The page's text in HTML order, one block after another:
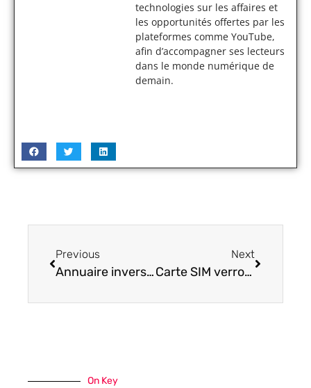
technologies sur les affaires et
les opportunités offertes par les
plateformes comme YouTube,
afin d’accompagner ses lecteurs
dans le monde numérique de
demain.
Previous
Annuaire inversé : les étapes pour identifier un numéro inconnu facilement
Next
Carte SIM verrouillée iPhone : quelles causes expliquent ce message ?
On Key